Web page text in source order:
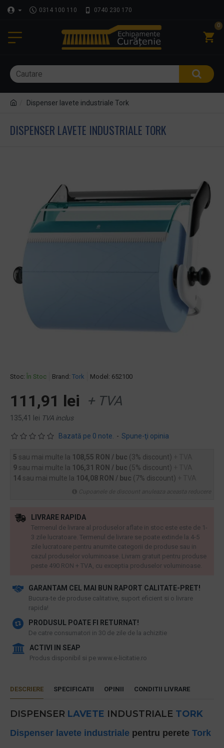
0314 100 110 0740 230 170
0
Dispenser lavete industriale Tork
DISPENSER LAVETE INDUSTRIALE TORK
Stoc: În Stoc Brand: Tork Model: 652100
Bazată pe 0 note. - Spune-ţi opinia
111,91 lei + TVA
135,41 lei TVA inclus
5 sau mai multe la 108,55 RON / buc (3% discount)
9 sau mai multe la 106,31 RON / buc (5% discount)
14 sau mai multe la 104,08 RON / buc (7% discount)
GARANTAM CEL MAI BUN RAPORT CALITATE-PRET!
​Bucura-te de produse calitative, suport eficient si o livrare
rapida!
PRODUSUL POATE FI RETURNAT!
De catre consumatori in 30 de zile de la achizitie
ACTIVI IN SEAP
Produs disponibil si pe www.e-licitatie.ro
LIVRARE RAPIDA
Termenul de livrare al produselor aflate in stoc este este de 1-
3 zile lucratoare. Termenul de livrare se poate extinde la 4-5
zile lucratoare pentru anumite categorii de produse sau in
cazul produselor voluminoase. Livram gratuit pentru produse
peste 490 RON + TVA, cu exceptia produselor voluminoase.
DESCRIERE SPECIFICATII OPINII CONDITII LIVRARE
DISPENSER LAVETE INDUSTRIALE TORK
Dispenser lavete industriale pentru perete Tork